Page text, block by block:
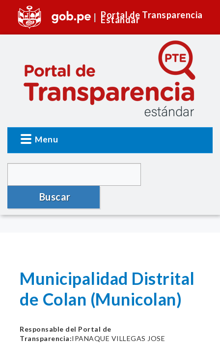
Portal de Transparencia
Estándar
Menu
Buscar
Municipalidad Distrital
de Colan (Municolan)
Responsable del Portal de
Transparencia:IPANAQUE VILLEGAS JOSE